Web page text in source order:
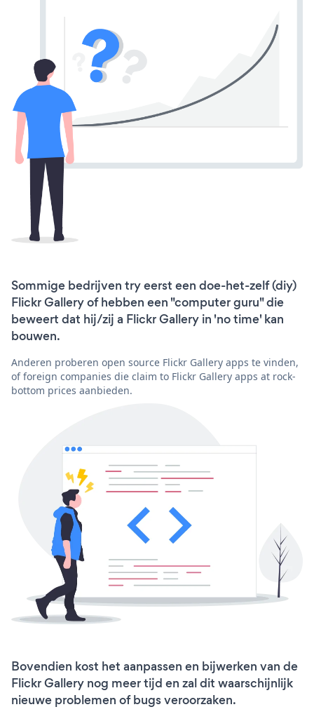
Sommige bedrijven try eerst een doe-het-zelf (diy)
Flickr Gallery of hebben een "computer guru" die
beweert dat hij/zij a Flickr Gallery in 'no time' kan
bouwen.
Anderen proberen open source Flickr Gallery apps te vinden,
of foreign companies die claim to Flickr Gallery apps at rock-
bottom prices aanbieden.
Bovendien kost het aanpassen en bijwerken van de
Flickr Gallery nog meer tijd en zal dit waarschijnlijk
nieuwe problemen of bugs veroorzaken.